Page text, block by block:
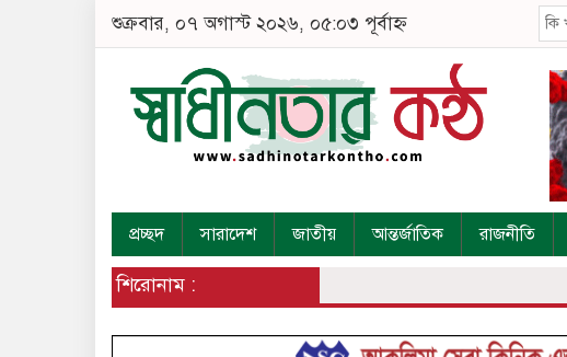
শুক্রবার, ০৭ অগাস্ট ২০২৬, ০৫:০৩ পূর্বাহ্ন
প্রচ্ছদ সারাদেশ জাতীয় আন্তর্জাতিক রাজনীতি
শিরোনাম :